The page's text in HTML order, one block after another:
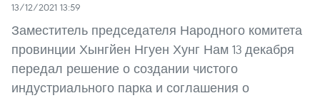
13/12/2021 13:59
Заместитель председателя Народного комитета
провинции Хынгйен Нгуен Хунг Нам 13 декабря
передал решение о создании чистого
индустриального парка и соглашения о